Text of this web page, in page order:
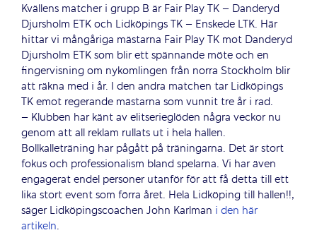
Kvällens matcher i grupp B är Fair Play TK – Danderyd
Djursholm ETK och Lidköpings TK – Enskede LTK. Här
hittar vi mångåriga mästarna Fair Play TK mot Danderyd
Djursholm ETK som blir ett spännande möte och en
fingervisning om nykomlingen från norra Stockholm blir
att räkna med i år. I den andra matchen tar Lidköpings
TK emot regerande mästarna som vunnit tre år i rad.
– Klubben har känt av elitserieglöden några veckor nu
genom att all reklam rullats ut i hela hallen.
Bollkalleträning har pågått på träningarna. Det är stort
fokus och professionalism bland spelarna. Vi har även
engagerat endel personer utanför för att få detta till ett
lika stort event som förra året. Hela Lidköping till hallen!!,
säger Lidköpingscoachen John Karlman i den här
artikeln.